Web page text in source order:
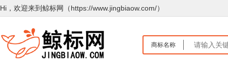
Hi，欢迎来到鲸标网（https://www.jingbiaow.com/）
商标名称